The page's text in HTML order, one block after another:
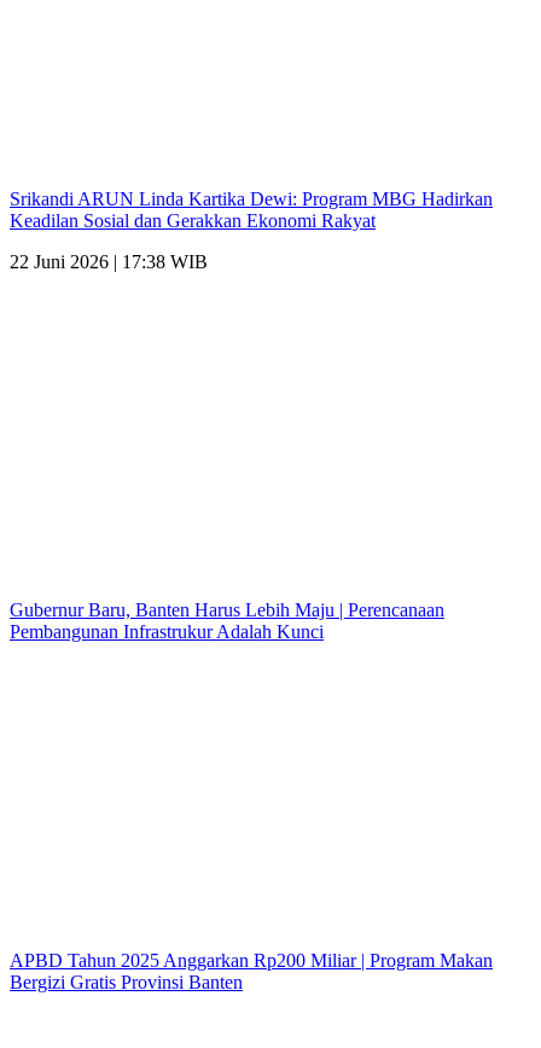
Srikandi ARUN Linda Kartika Dewi: Program MBG Hadirkan
Keadilan Sosial dan Gerakkan Ekonomi Rakyat
22 Juni 2026 | 17:38 WIB
Gubernur Baru, Banten Harus Lebih Maju | Perencanaan
Pembangunan Infrastrukur Adalah Kunci
APBD Tahun 2025 Anggarkan Rp200 Miliar | Program Makan
Bergizi Gratis Provinsi Banten